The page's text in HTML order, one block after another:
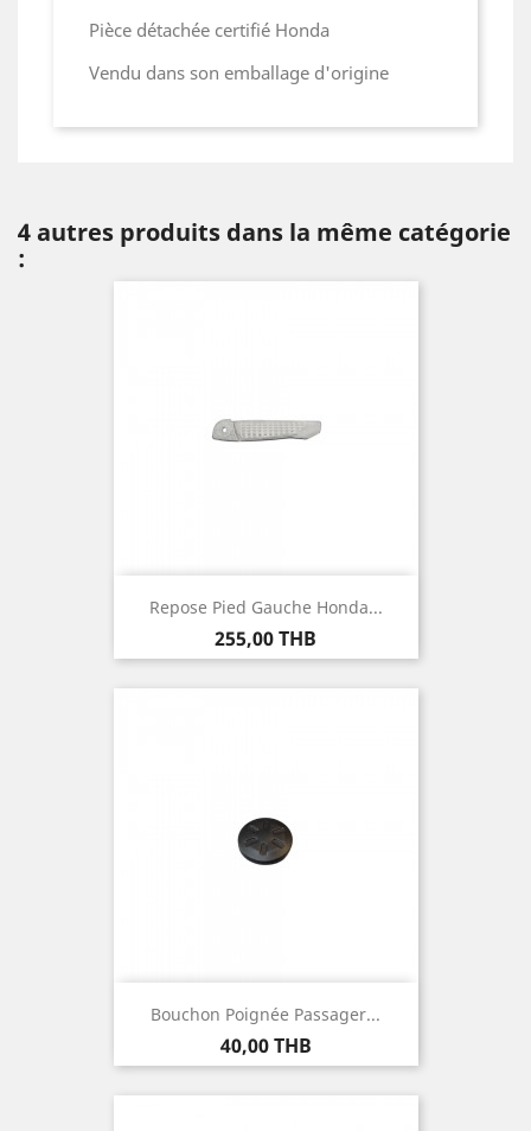
Pièce détachée certifié Honda
Vendu dans son emballage d'origine
4 autres produits dans la même catégorie
:
Repose Pied Gauche Honda...
Prix
255,00 THB
Bouchon Poignée Passager...
Prix
40,00 THB